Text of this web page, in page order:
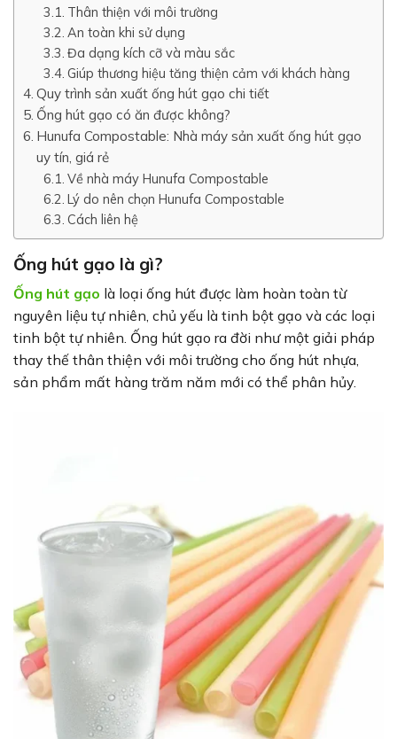
Thân thiện với môi trường
An toàn khi sử dụng
Đa dạng kích cỡ và màu sắc
Giúp thương hiệu tăng thiện cảm với khách hàng
Quy trình sản xuất ống hút gạo chi tiết
Ống hút gạo có ăn được không?
Hunufa Compostable: Nhà máy sản xuất ống hút gạo
uy tín, giá rẻ
Về nhà máy Hunufa Compostable
Lý do nên chọn Hunufa Compostable
Cách liên hệ
Ống hút gạo là gì?
Ống hút gạo là loại ống hút được làm hoàn toàn từ
nguyên liệu tự nhiên, chủ yếu là tinh bột gạo và các loại
tinh bột tự nhiên. Ống hút gạo ra đời như một giải pháp
thay thế thân thiện với môi trường cho ống hút nhựa,
sản phẩm mất hàng trăm năm mới có thể phân hủy.